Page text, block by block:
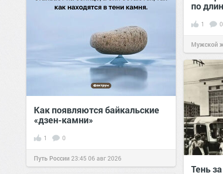
по
1 0
Мужской
Как появляются байкальские
«дзен-камни»
1 0
Путь России 23:45 06 авг 2026
Тень